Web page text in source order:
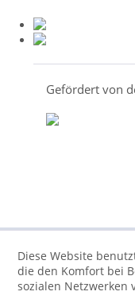
Gefördert von
Diese Website
die den Komfort bei
sozialen Netzwerken